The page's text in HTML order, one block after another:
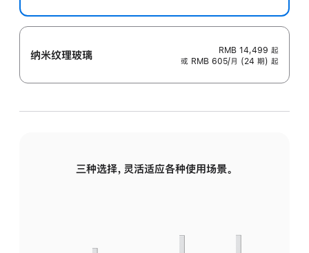
纳米纹理玻璃 RMB 14,499 起
或 RMB 605/月 (24 期) 起
三种选择，灵活适应各种使用场景。